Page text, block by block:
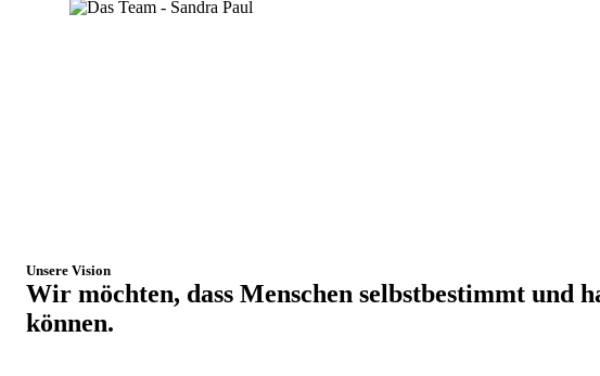
Unsere Vision
Wir möchten, dass Menschen selbstbestimmt und
können.